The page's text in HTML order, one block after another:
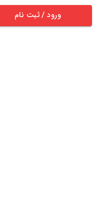
ورود / ثبت نام